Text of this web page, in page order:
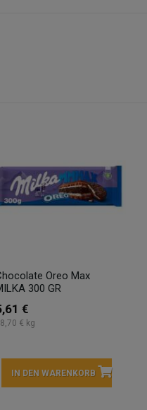
Oreo Max
300 GR
€
€ kg
IN DEN WARENKORB